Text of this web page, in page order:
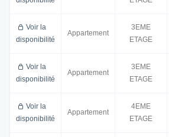
Voir la
disponibilité
Appartement
3EME
ETAGE
Voir la
disponibilité
Appartement
3EME
ETAGE
Voir la
disponibilité
Appartement
4EME
ETAGE